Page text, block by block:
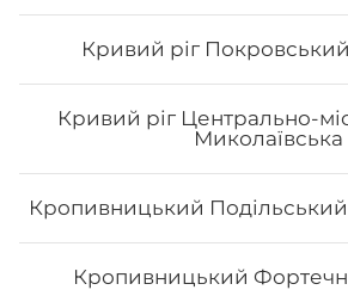
Кривий ріг
Кривий ріг Центрально-
Миколаївська
Кропивницький
Кропивницький